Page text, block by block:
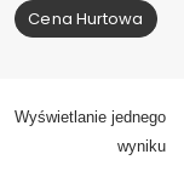
Cena Hurtowa
Wyświetlanie jednego
wyniku